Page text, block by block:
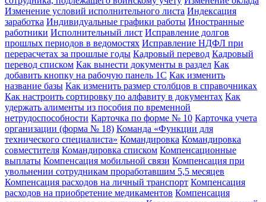
Изменение условий исполнительного листа Индексация
заработка Индивидуальные графики работы Иностранные
работники Исполнительный лист Исправление долгов
прошлых периодов в ведомостях Исправление НДФЛ при
перерасчетах за прошлые годы Кадровый перевод Кадровый
перевод списком Как вынести документы в раздел Как
добавить кнопку на рабочую панель 1С Как изменить
название базы Как изменить размер столбцов в справочниках
Как настроить сортировку по алфавиту в документах Как
удержать алименты из пособия по временной
нетрудоспособности Карточка по форме № 10 Карточка учета
организации (форма № 18) Команда «Функции для
технического специалиста» Командировка Командировка
совместителя Командировка списком Компенсационные
выплаты Компенсация мобильной связи Компенсация при
увольнении сотрудникам проработавшим 5,5 месяцев
Компенсация расходов на личный транспорт Компенсация
расходов на приобретение медикаментов Компенсация